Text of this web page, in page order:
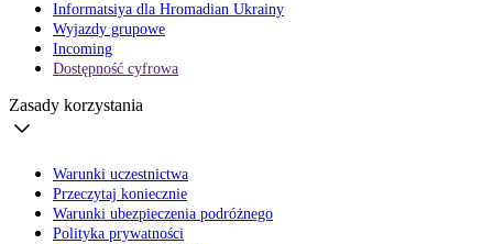
Informatsiya dla Hromadian Ukrainy
Wyjazdy grupowe
Incoming
Dostępność cyfrowa
Zasady korzystania
Warunki uczestnictwa
Przeczytaj koniecznie
Warunki ubezpieczenia podróżnego
Polityka prywatności